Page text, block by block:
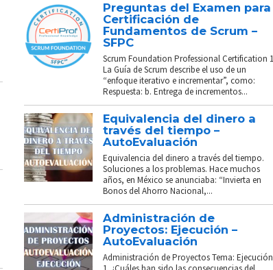
Preguntas del Examen para
Certificación de
Fundamentos de Scrum –
SFPC
Scrum Foundation Professional Certification
La Guía de Scrum describe el uso de un
“enfoque iterativo e incrementar”, como:
Respuesta: b. Entrega de incrementos...
Equivalencia del dinero a
través del tiempo –
AutoEvaluación
Equivalencia del dinero a través del tiempo.
Soluciones a los problemas. Hace muchos
años, en México se anunciaba: “Invierta en
Bonos del Ahorro Nacional,...
Administración de
Proyectos: Ejecución –
AutoEvaluación
Administración de Proyectos Tema: Ejecución